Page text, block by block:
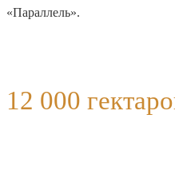
«Параллель».
12 000